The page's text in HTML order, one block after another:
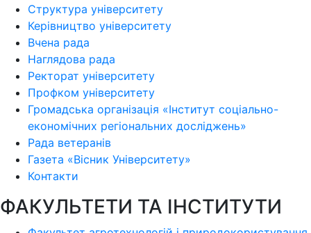
Структура університету
Керівництво університету
Вчена рада
Наглядова рада
Ректорат університету
Профком університету
Громадська організація «Інститут соціально-
економічних регіональних досліджень»
Рада ветеранів
Газета «Вісник Університету»
Контакти
ФАКУЛЬТЕТИ ТА ІНСТИТУТИ